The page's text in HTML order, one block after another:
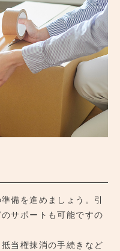
備を進めましょう。引
サポートも可能ですの
当権抹消の手続きなど